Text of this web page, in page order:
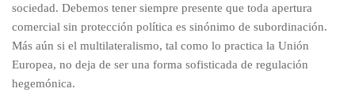
sociedad. Debemos tener siempre presente que toda apertura
comercial sin protección política es sinónimo de subordinación.
Más aún si el multilateralismo, tal como lo practica la Unión
Europea, no deja de ser una forma sofisticada de regulación
hegemónica.